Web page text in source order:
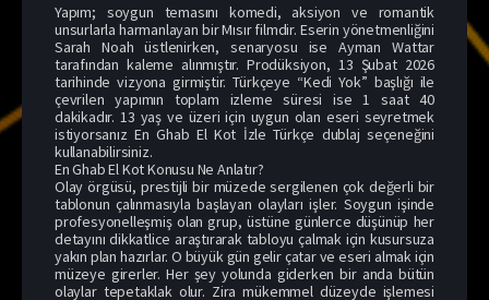
Yapım; soygun temasını komedi, aksiyon ve romantik
unsurlarla harmanlayan bir Mısır filmdir. Eserin yönetmenliğini
Sarah Noah üstlenirken, senaryosu ise Ayman Wattar
tarafından kaleme alınmıştır. Prodüksiyon, 13 Şubat 2026
tarihinde vizyona girmiştir. Türkçeye “Kedi Yok” başlığı ile
çevrilen yapımın toplam izleme süresi ise 1 saat 40
dakikadır. 13 yaş ve üzeri için uygun olan eseri seyretmek
istiyorsanız En Ghab El Kot İzle Türkçe dublaj seçeneğini
kullanabilirsiniz.
En Ghab El Kot Konusu Ne Anlatır?
Olay örgüsü, prestijli bir müzede sergilenen çok değerli bir
tablonun çalınmasıyla başlayan olayları işler. Soygun işinde
profesyonelleşmiş olan grup, üstüne günlerce düşünüp her
detayını dikkatlice araştırarak tabloyu çalmak için kusursuza
yakın plan hazırlar. O büyük gün gelir çatar ve eseri almak için
müzeye girerler. Her şey yolunda giderken bir anda bütün
olaylar tepetaklak olur. Zira mükemmel düzeyde işlemesi